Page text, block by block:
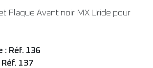
Plaque Avant noir MX Uride pour
: Réf. 136
137